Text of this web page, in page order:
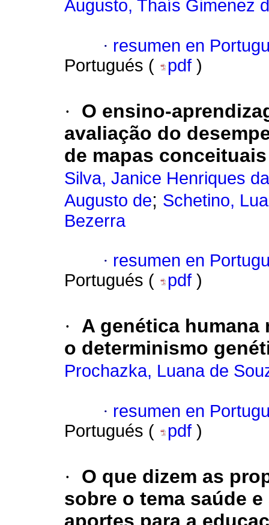
Augusto, Thaís Gimenez
· resumen en
Portugués (
pdf )
·
O ensino-
avaliação do
de mapas
Silva, Janice Henriques da
Augusto de; Schetino,
Bezerra
· resumen en
Portugués (
pdf )
·
A genética
o determinismo
Prochazka, Luana de
· resumen en
Portugués (
pdf )
·
O que dizem as
sobre o tema saúde